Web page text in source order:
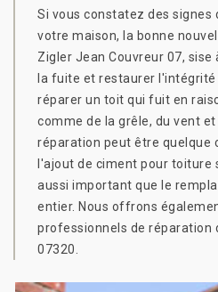
Si vous constatez des
votre maison, la bonne
Zigler Jean Couvreur 07,
la fuite et restaurer
réparer un toit qui fuit en
comme de la grêle, du vent
réparation peut être quelque
l'ajout de ciment pour toiture
aussi important que le
entier. Nous offrons
professionnels de réparation
07320.